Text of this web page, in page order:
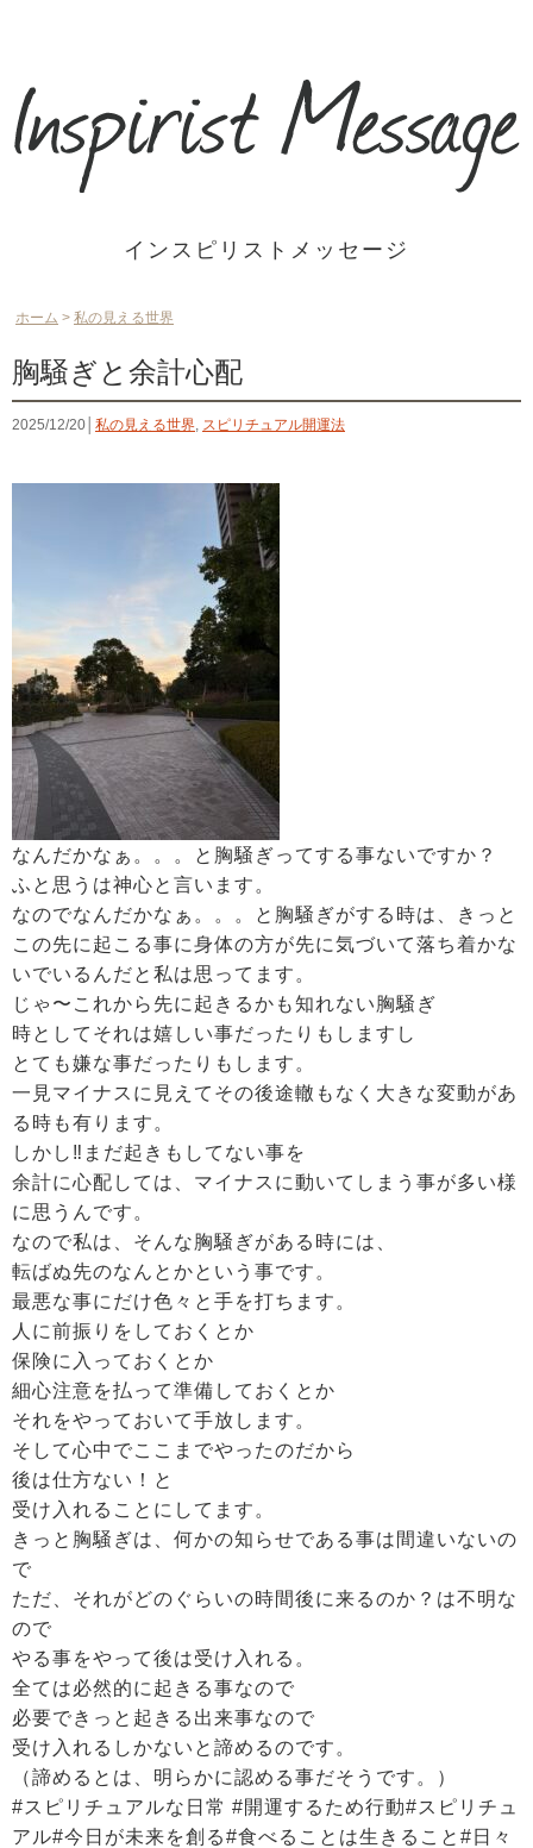
インスピリストメッセージ
ホーム > 私の見える世界
胸騒ぎと余計心配
2025/12/20│ 私の見える世界, スピリチュアル開運法
なんだかなぁ。。。と胸騒ぎってする事ないですか？
ふと思うは神心と言います。
なのでなんだかなぁ。。。と胸騒ぎがする時は、きっと
この先に起こる事に身体の方が先に気づいて落ち着かな
いでいるんだと私は思ってます。
じゃ〜これから先に起きるかも知れない胸騒ぎ
時としてそれは嬉しい事だったりもしますし
とても嫌な事だったりもします。
一見マイナスに見えてその後途轍もなく大きな変動があ
る時も有ります。
しかし‼️まだ起きもしてない事を
余計に心配しては、マイナスに動いてしまう事が多い様
に思うんです。
なので私は、そんな胸騒ぎがある時には、
転ばぬ先のなんとかという事です。
最悪な事にだけ色々と手を打ちます。
人に前振りをしておくとか
保険に入っておくとか
細心注意を払って準備しておくとか
それをやっておいて手放します。
そして心中でここまでやったのだから
後は仕方ない！と
受け入れることにしてます。
きっと胸騒ぎは、何かの知らせである事は間違いないの
で
ただ、それがどのぐらいの時間後に来るのか？は不明な
ので
やる事をやって後は受け入れる。
全ては必然的に起きる事なので
必要できっと起きる出来事なので
受け入れるしかないと諦めるのです。
（諦めるとは、明らかに認める事だそうです。）
#スピリチュアルな日常 #開運するため行動#スピリチュ
アル#今日が未来を創る#食べることは生きること#日々